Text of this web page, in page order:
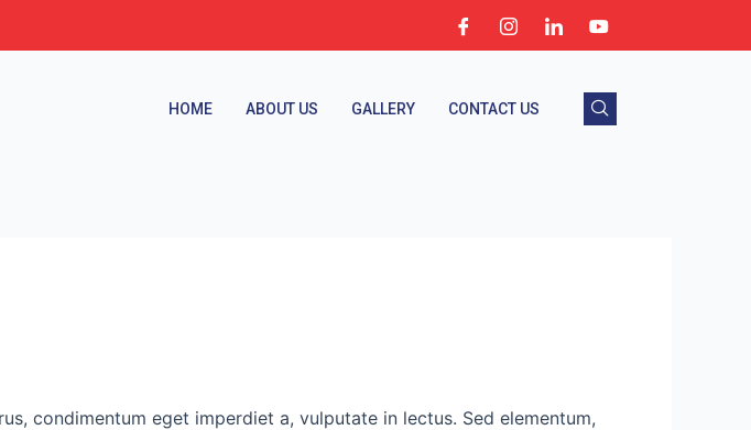
HOME ABOUT US GALLERY CONTACT US
condimentum eget imperdiet a, vulputate in lectus. Sed elementum,